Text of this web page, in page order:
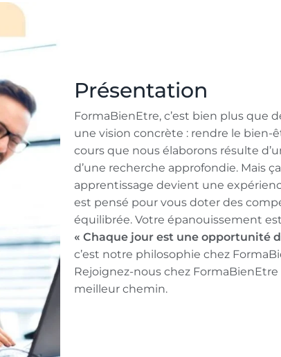
Présentation
FormaBienEtre, c’est bien plus que
une vision concrète : rendre le bien-
cours que nous élaborons résulte
d’une recherche approfondie. Mais
apprentissage devient une
est pensé pour vous doter des
équilibrée. Votre épanouissement
« Chaque jour est une opportunité
c’est notre philosophie chez
Rejoignez-nous chez
meilleur chemin.